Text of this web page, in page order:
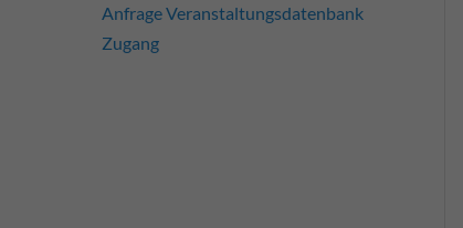
Anfrage Veranstaltungsdatenbank
Zugang